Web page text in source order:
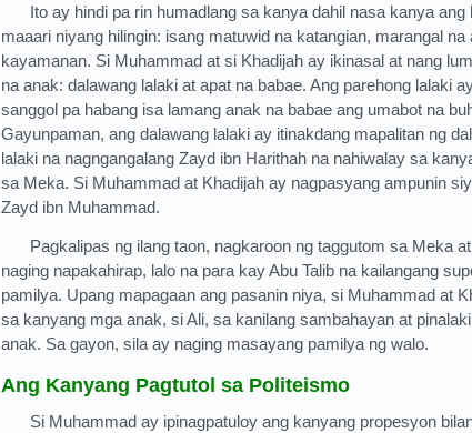
Ito ay hindi pa rin humadlang sa kanya dahil nasa kanya
maaari niyang hilingin: isang matuwid na katangian, marangal
kayamanan. Si Muhammad at si Khadijah ay ikinasal at nang
na anak: dalawang lalaki at apat na babae. Ang parehong lalaki
sanggol pa habang isa lamang anak na babae ang umabot na
Gayunpaman, ang dalawang lalaki ay itinakdang mapalitan ng
lalaki na nagngangalang Zayd ibn Harithah na nahiwalay sa
sa Meka. Si Muhammad at Khadijah ay nagpasyang ampunin
Zayd ibn Muhammad.
Pagkalipas ng ilang taon, nagkaroon ng taggutom sa Meka
naging napakahirap, lalo na para kay Abu Talib na kailangang
pamilya. Upang mapagaan ang pasanin niya, si Muhammad at
sa kanyang mga anak, si Ali, sa kanilang sambahayan at
anak. Sa gayon, sila ay naging masayang pamilya ng walo.
Ang Kanyang Pagtutol sa Politeismo
Si Muhammad ay ipinagpatuloy ang kanyang propesyon